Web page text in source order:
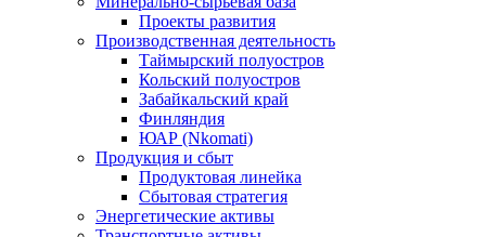
Проекты развития
Производственная деятельность
Таймырский полуостров
Кольский полуостров
Забайкальский край
Финляндия
ЮАР (Nkomati)
Продукция и сбыт
Продуктовая линейка
Сбытовая стратегия
Энергетические активы